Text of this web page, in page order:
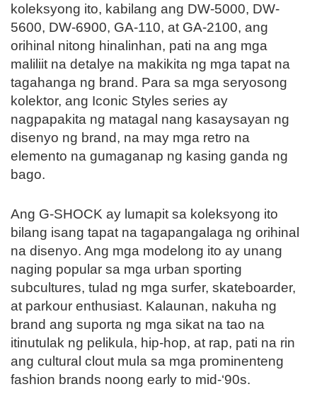
koleksyong ito, kabilang ang DW-5000, DW-
5600, DW-6900, GA-110, at GA-2100, ang
orihinal nitong hinalinhan, pati na ang mga
maliliit na detalye na makikita ng mga tapat na
tagahanga ng brand. Para sa mga seryosong
kolektor, ang Iconic Styles series ay
nagpapakita ng matagal nang kasaysayan ng
disenyo ng brand, na may mga retro na
elemento na gumaganap ng kasing ganda ng
bago.
Ang G-SHOCK ay lumapit sa koleksyong ito
bilang isang tapat na tagapangalaga ng orihinal
na disenyo. Ang mga modelong ito ay unang
naging popular sa mga urban sporting
subcultures, tulad ng mga surfer, skateboarder,
at parkour enthusiast. Kalaunan, nakuha ng
brand ang suporta ng mga sikat na tao na
itinutulak ng pelikula, hip-hop, at rap, pati na rin
ang cultural clout mula sa mga prominenteng
fashion brands noong early to mid-‘90s.